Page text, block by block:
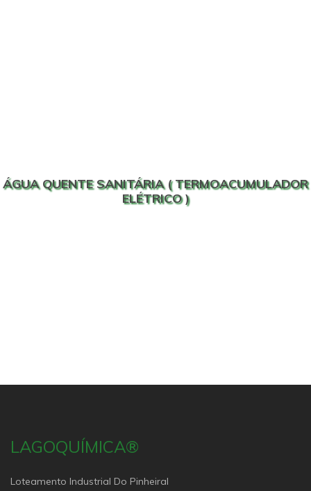
ÁGUA QUENTE SANITÁRIA ( TERMOACUMULADOR
ELÉTRICO )
LAGOQUÍMICA®
Loteamento Industrial Do Pinheiral